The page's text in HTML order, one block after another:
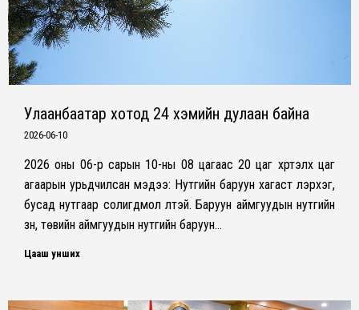
Улаанбаатар хотод 24 хэмийн дулаан байна
2026-06-10
2026 оны 06-р сарын 10-ны 08 цагаас 20 цаг хүртэлх цаг
агаарын урьдчилсан мэдээ: Нутгийн баруун хагаст үүлэрхэг,
бусад нутгаар солигдмол үүлтэй. Баруун аймгуудын нутгийн
зүүн, төвийн аймгуудын нутгийн баруун…
Цааш унших